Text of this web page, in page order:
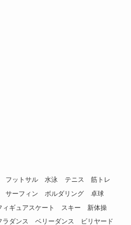
フットサル 水泳 テニス
筋トレ
サーフィン ボルダリング
卓球
ィギュアスケート スキー
新体操
ラダンス ベリーダンス ビリヤード